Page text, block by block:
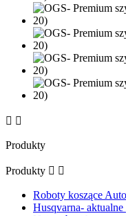
 
Produkty
Produkty  
Roboty koszące
Husqvarna-